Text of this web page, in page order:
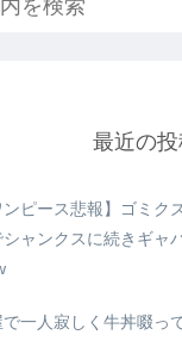
最近の投
ンピース悲報】ゴミク
シャンクスに続きギャ
で一人寂しく牛丼啜っ